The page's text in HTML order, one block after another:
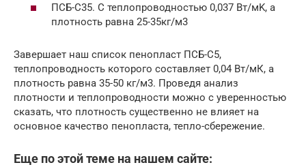
ПCБ-С35. С теплопроводностью 0,037 Вт/мK, а
плотность равна 25-35кг/м3
Завершает наш список пенопласт ПCБ-C5,
теплопроводность которого составляет 0,04 Вт/мК, а
плотность равна 35-50 кг/м3. Проведя анализ
плотности и теплопроводности можно с уверенностью
сказать, что плотность существенно не влияет на
основное качество пенопласта, тепло-сбережение.
Еще по этой теме на нашем сайте: